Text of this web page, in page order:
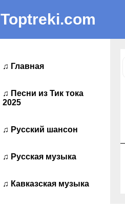
Toptreki.com
♫ Главная
♫ Песни из Тик тока
2025
♫ Русский шансон
♫ Русская музыка
♫ Кавказская музыка